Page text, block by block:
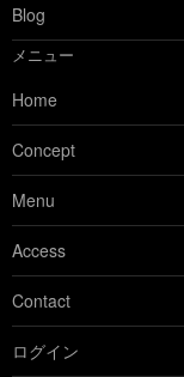
Blog
メニュー
Home
Concept
Menu
Access
Contact
ログイン